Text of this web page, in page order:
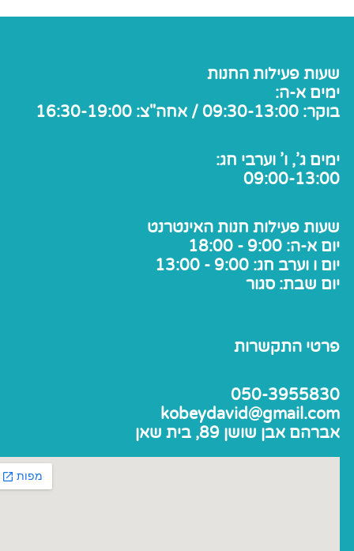
שעות פעילות החנות
ימים א-ה:
בוקר: 09:30-13:00 / אחה"צ: 16:30-19:00
ימים ג', ו' וערבי חג:
09:00-13:00
שעות פעילות חנות האינטרנט
יום א-ה: 9:00 - 18:00
יום ו וערב חג: 9:00 - 13:00
יום שבת: סגור
פרטי התקשרות
050-3955830
kobeydavid@gmail.com
אברהם אבן שושן 89, בית שאן